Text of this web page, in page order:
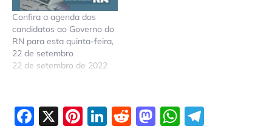
Confira a agenda dos
candidatos ao Governo do
RN para esta quinta-feira,
22 de setembro
22 de setembro de 2022
Facebook
X Pinterest
LinkedIn
Reddit
Mastodon